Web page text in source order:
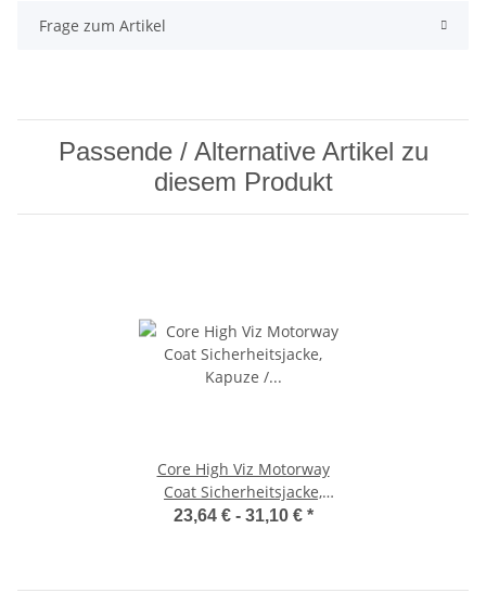
Frage zum Artikel
Passende / Alternative Artikel zu
diesem Produkt
Core High Viz Motorway
Coat Sicherheitsjacke,
Kapuze / Result R218X
23,64 € - 31,10 € *